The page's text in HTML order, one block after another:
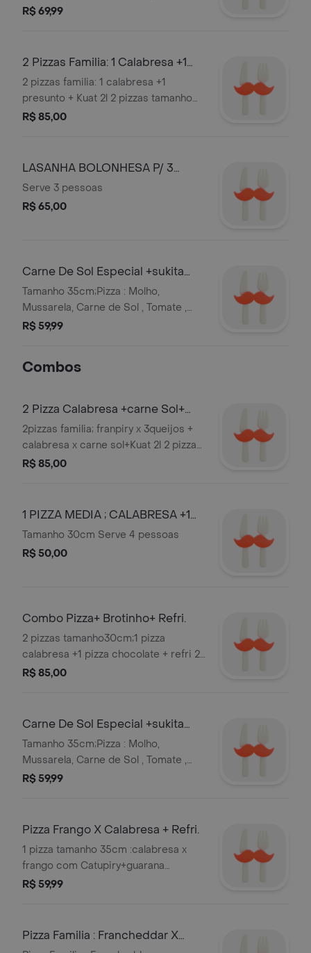
tamanho 35cm; frampiry e sertaneja
R$ 69,99
2 Pizzas Familia: 1 Calabresa +1
Presunto + Kuat 2l
2 pizzas familia: 1 calabresa +1
presunto + Kuat 2l 2 pizzas tamanho
35 cm. Obs .Nao Trocamos Sabores.
R$ 85,00
LASANHA BOLONHESA P/ 3
PESSOAS
Serve 3 pessoas
R$ 65,00
Carne De Sol Especial +sukita
Laranja1l
Tamanho 35cm;Pizza : Molho,
Mussarela, Carne de Sol , Tomate ,
Catupiry e Orégano ! Obs Nao
R$ 59,99
Combos
2 Pizza Calabresa +carne Sol+
Frango + 3 Queijos + Refri
2pizzas familia; franpiry x 3queijos +
calabresa x carne sol+Kuat 2l 2 pizzas
tamanho 35cm . Obs. Nao Trocamos
R$ 85,00
1 PIZZA MEDIA ; CALABRESA +1
COCA-COLA LATA 350 ML
Tamanho 30cm Serve 4 pessoas
R$ 50,00
Combo Pizza+ Brotinho+ Refri.
2 pizzas tamanho30cm;1 pizza
calabresa +1 pizza chocolate + refri 2
litros.Obs Nao Trocamos Sabores .
R$ 85,00
Carne De Sol Especial +sukita
Laranja1l
Tamanho 35cm;Pizza : Molho,
Mussarela, Carne de Sol , Tomate ,
Catupiry e Orégano ! Obs Nao
R$ 59,99
Pizza Frango X Calabresa + Refri.
1 pizza tamanho 35cm :calabresa x
frango com Catupiry+guarana
Antarctica 1l
R$ 59,99
Pizza Familia : Francheddar X